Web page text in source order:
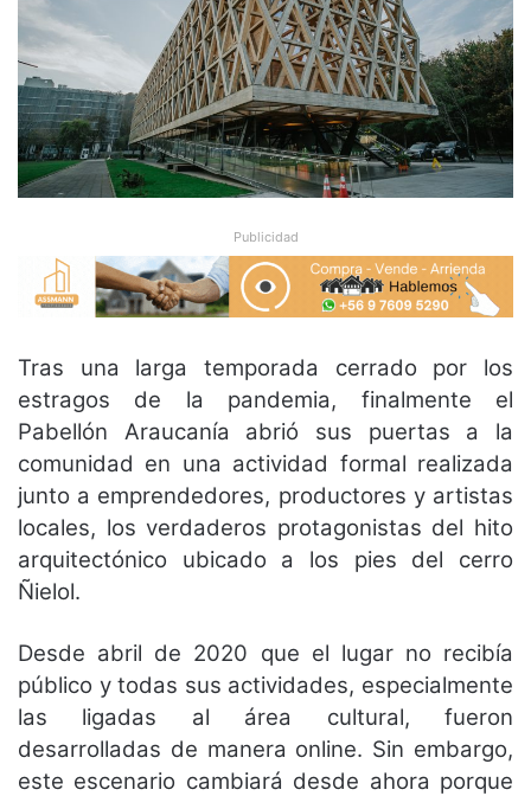
Publicidad
Tras una larga temporada cerrado por los
estragos de la pandemia, finalmente el
Pabellón Araucanía abrió sus puertas a la
comunidad en una actividad formal realizada
junto a emprendedores, productores y artistas
locales, los verdaderos protagonistas del hito
arquitectónico ubicado a los pies del cerro
Ñielol.
Desde abril de 2020 que el lugar no recibía
público y todas sus actividades, especialmente
las ligadas al área cultural, fueron
desarrolladas de manera online. Sin embargo,
este escenario cambiará desde ahora porque